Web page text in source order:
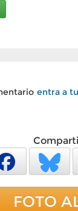
entra a
FOTO